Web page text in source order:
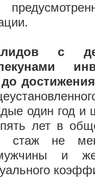
с
один год и
лет в
стаж не
мужчины и